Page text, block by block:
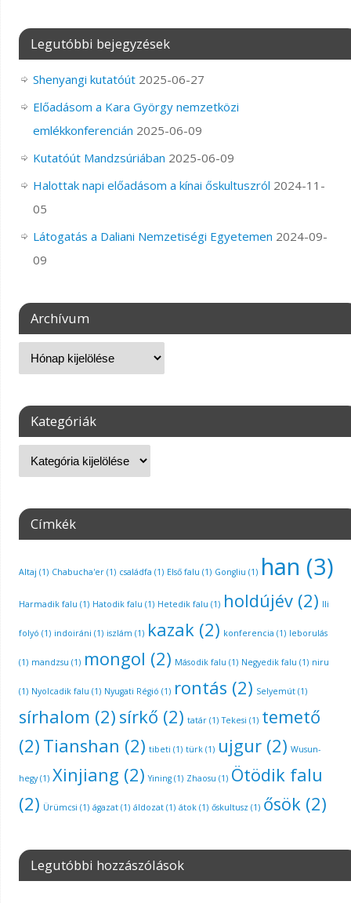
Legutóbbi bejegyzések
Shenyangi kutatóút 2025-06-27
Előadásom a Kara György nemzetközi
emlékkonferencián 2025-06-09
Kutatóút Mandzsúriában 2025-06-09
Halottak napi előadásom a kínai őskultuszról 2024-11-
05
Látogatás a Daliani Nemzetiségi Egyetemen 2024-09-
09
Archívum
Kategóriák
Címkék
Altaj (1) Chabucha'er(1) családfa (1) Első falu (1) Gongliu (1) han (3)
Harmadik falu (1) Hatodik falu (1) Hetedik falu (1) holdújév(2) Ili
folyó (1) indoiráni (1) iszlám (1) kazak (2) konferencia (1) leborulás
(1) mandzsu (1) mongol (2) Második falu (1) Negyedik falu (1) niru
(1) Nyolcadik falu (1) Nyugati Régió (1) rontás (2) Selyemút(1)
sírhalom (2) sírkő (2) tatár(1) Tekesi (1) temető
(2) Tianshan (2) tibeti (1) türk(1) ujgur(2) Wusun-
hegy(1) Xinjiang (2) Yining(1) Zhaosu (1) Ötödik falu
(2) Ürümcsi (1) ágazat(1) áldozat(1) átok(1) őskultusz (1) ősök (2)
Legutóbbi hozzászólások